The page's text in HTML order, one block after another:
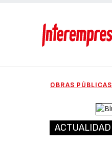
OBRAS PÚBLICAS
ACTUALIDAD